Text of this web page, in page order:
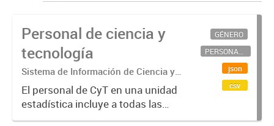
Personal de ciencia y
tecnología
Sistema de Información de Ciencia y
Tecnología Argentino (SICYTAR)
El personal de CyT en una unidad
estadística incluye a todas las
personas involucradas
GÉNERO
PERSONAL CIENTÍFICO-TECNOLÓGICO
json
csv